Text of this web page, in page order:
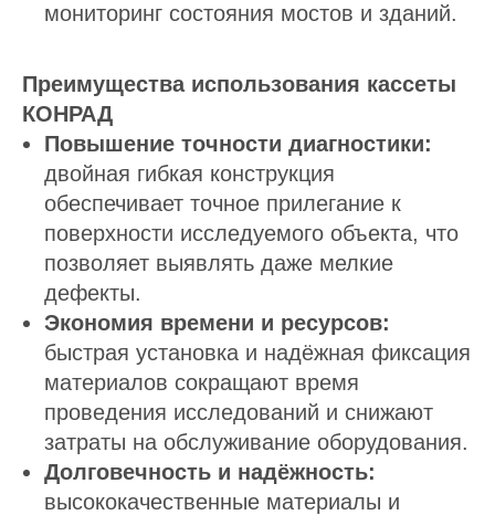
мониторинг состояния мостов и зданий.
Преимущества использования кассеты
КОНРАД
Повышение точности диагностики:
двойная гибкая конструкция
обеспечивает точное прилегание к
поверхности исследуемого объекта, что
позволяет выявлять даже мелкие
дефекты.
Экономия времени и ресурсов:
быстрая установка и надёжная фиксация
материалов сокращают время
проведения исследований и снижают
затраты на обслуживание оборудования.
Долговечность и надёжность:
высококачественные материалы и